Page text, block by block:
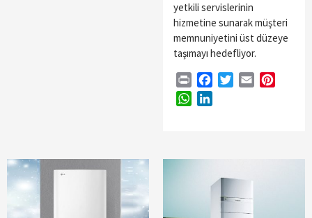
yetkili servislerinin
hizmetine sunarak müşteri
memnuniyetini üst düzeye
taşımayı hedefliyor.
Print FacebookTwitterEmail
WhatsApp